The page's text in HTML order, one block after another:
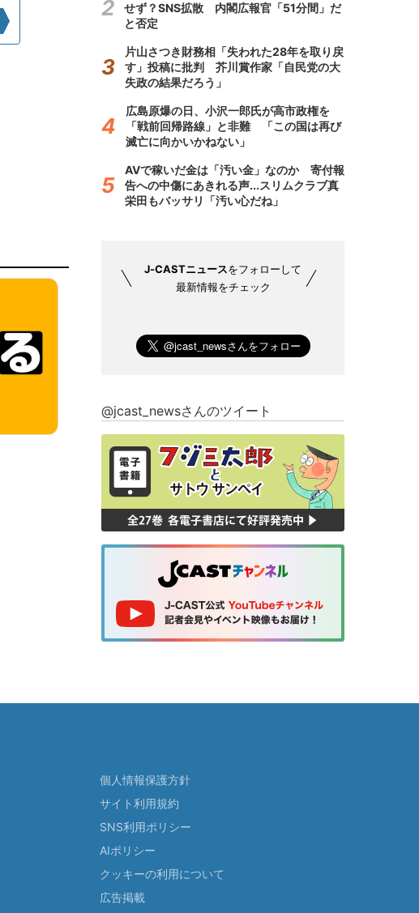
せず？SNS拡散 内閣広報官「51分間」だ
と否定
片山さつき財務相「失われた28年を取り戻
す」投稿に批判 芥川賞作家「自民党の大
失政の結果だろう」
広島原爆の日、小沢一郎氏が高市政権を
「戦前回帰路線」と非難 「この国は再び
滅亡に向かいかねない」
AVで稼いだ金は「汚い金」なのか 寄付報
告への中傷にあきれる声...スリムクラブ真
栄田もバッサリ「汚い心だね」
J-CASTニュースをフォローして
最新情報をチェック
@jcast_newsさんのツイート
個人情報保護方針
サイト利用規約
SNS利用ポリシー
AIポリシー
クッキーの利用について
広告掲載